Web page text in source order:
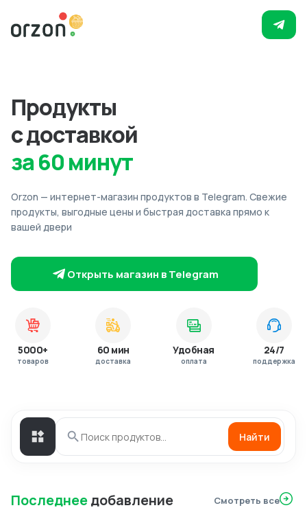
Продукты
с доставкой
за 60 минут
Orzon — интернет-магазин продуктов в Telegram. Свежие
продукты, выгодные цены и быстрая доставка прямо к
вашей двери
Открыть магазин в Telegram
5000+
товаров
60 мин
доставка
Удобная
оплата
24/7
поддержка
Найти
Последнеедобавление Смотреть все